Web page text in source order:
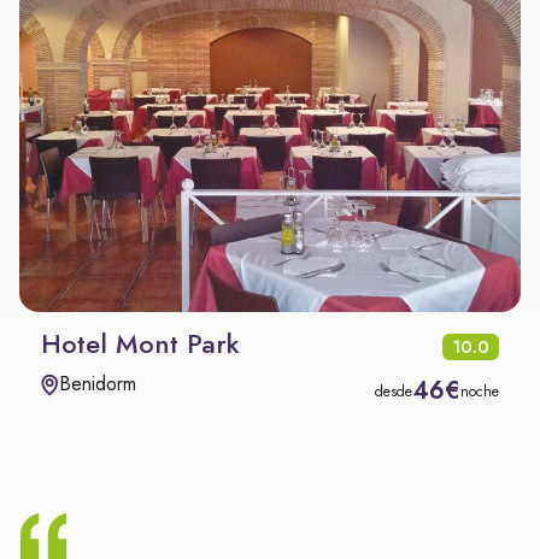
Hotel Mont Park 10.0
Benidorm desde46€noche